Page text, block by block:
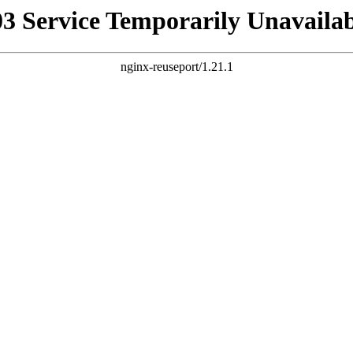
Service Temporarily
nginx-reuseport/1.21.1